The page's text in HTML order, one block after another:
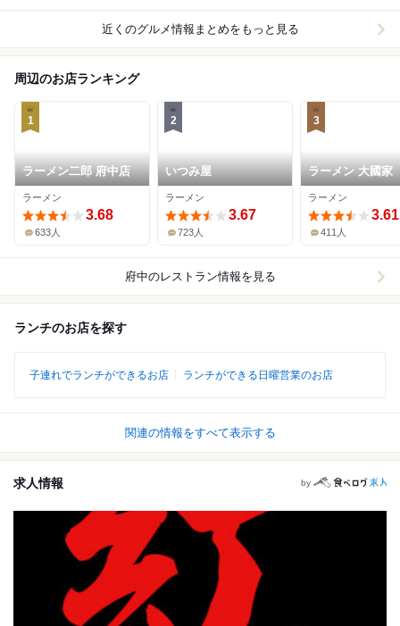
近くのグルメ情報まとめをもっと見る
周辺のお店ランキング
1
ラーメン二郎 府中店
ラーメン
3.68
633人
2
いつみ屋
ラーメン
3.67
723人
3
ラーメン 大國家
ラーメン
3.61
411人
府中のレストラン情報を見る
ランチのお店を探す
子連れでランチができるお店 ランチができる日曜営業のお店
関連の情報をすべて表示する
求人情報 by